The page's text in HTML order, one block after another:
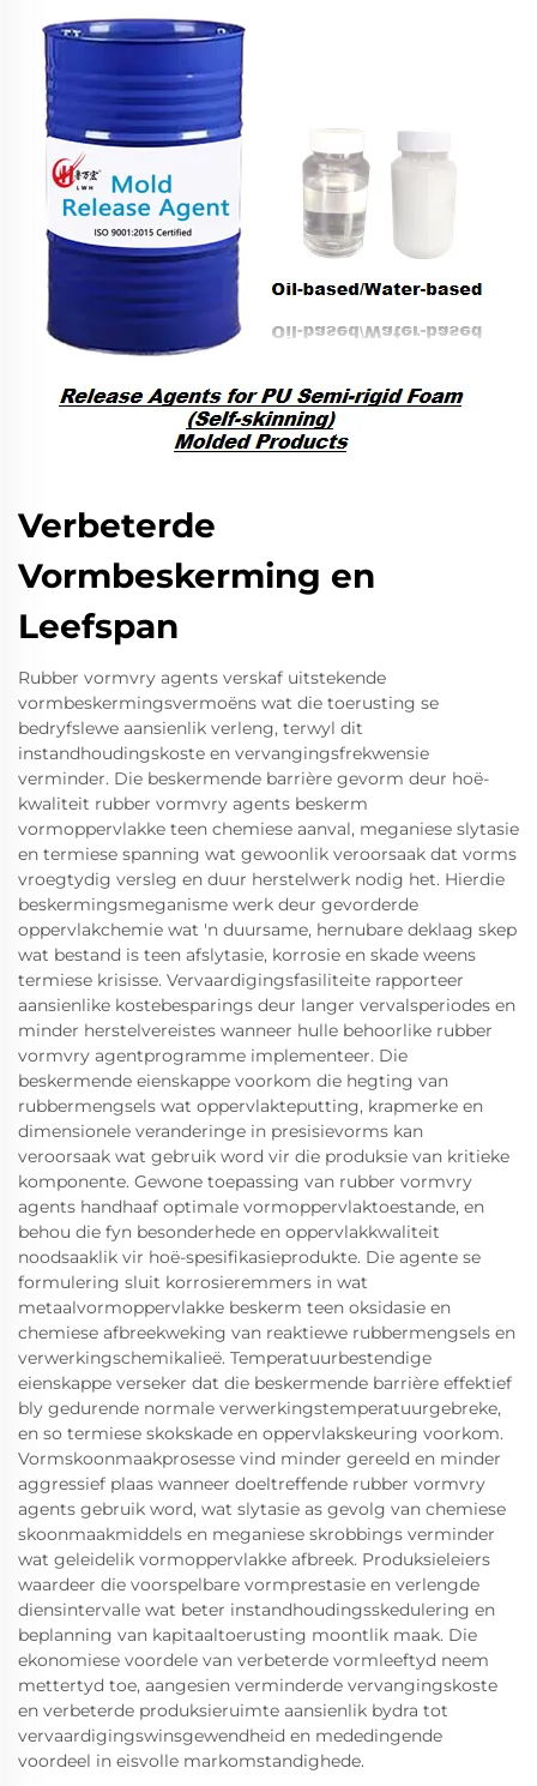
Verbeterde
Vormbeskerming en
Leefspan
Rubber vormvry agents verskaf uitstekende
vormbeskermingsvermoëns wat die toerusting se
bedryfslewe aansienlik verleng, terwyl dit
instandhoudingskoste en vervangingsfrekwensie
verminder. Die beskermende barrière gevorm deur hoë-
kwaliteit rubber vormvry agents beskerm
vormoppervlakke teen chemiese aanval, meganiese slytasie
en termiese spanning wat gewoonlik veroorsaak dat vorms
vroegtydig versleg en duur herstelwerk nodig het. Hierdie
beskermingsmeganisme werk deur gevorderde
oppervlakchemie wat 'n duursame, hernubare deklaag skep
wat bestand is teen afslytasie, korrosie en skade weens
termiese krisisse. Vervaardigingsfasiliteite rapporteer
aansienlike kostebesparings deur langer vervalsperiodes en
minder herstelvereistes wanneer hulle behoorlike rubber
vormvry agentprogramme implementeer. Die
beskermende eienskappe voorkom die hegting van
rubbermengsels wat oppervlakteputting, krapmerke en
dimensionele veranderinge in presisievorms kan
veroorsaak wat gebruik word vir die produksie van kritieke
komponente. Gewone toepassing van rubber vormvry
agents handhaaf optimale vormoppervlaktoestande, en
behou die fyn besonderhede en oppervlakkwaliteit
noodsaaklik vir hoë-spesifikasieprodukte. Die agente se
formulering sluit korrosieremmers in wat
metaalvormoppervlakke beskerm teen oksidasie en
chemiese afbreekweking van reaktiewe rubbermengsels en
verwerkingschemikalieë. Temperatuurbestendige
eienskappe verseker dat die beskermende barrière effektief
bly gedurende normale verwerkingstemperatuurgebreke,
en so termiese skokskade en oppervlakskeuring voorkom.
Vormskoonmaakprosesse vind minder gereeld en minder
aggressief plaas wanneer doeltreffende rubber vormvry
agents gebruik word, wat slytasie as gevolg van chemiese
skoonmaakmiddels en meganiese skrobbings verminder
wat geleidelik vormoppervlakke afbreek. Produksieleiers
waardeer die voorspelbare vormprestasie en verlengde
diensintervalle wat beter instandhoudingsskedulering en
beplanning van kapitaaltoerusting moontlik maak. Die
ekonomiese voordele van verbeterde vormleeftyd neem
mettertyd toe, aangesien verminderde vervangingskoste
en verbeterde produksieruimte aansienlik bydra tot
vervaardigingswinsgewendheid en mededingende
voordeel in eisvolle markomstandighede.